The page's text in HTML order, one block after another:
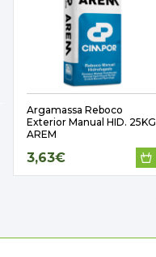
Argamassa Reboco
Exterior Manual HID. 25KG
AREM
3,63€